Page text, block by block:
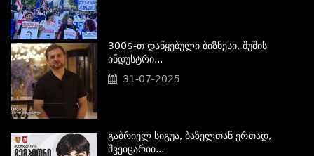
300$-Თ Დაწყებული Ბიზნესი, Შუშის
Ინდუსტრი...
31-07-2025
Გაბრიელ Სიგუა, Ბაზელთან Ერთად,
Შვეიცარიი...